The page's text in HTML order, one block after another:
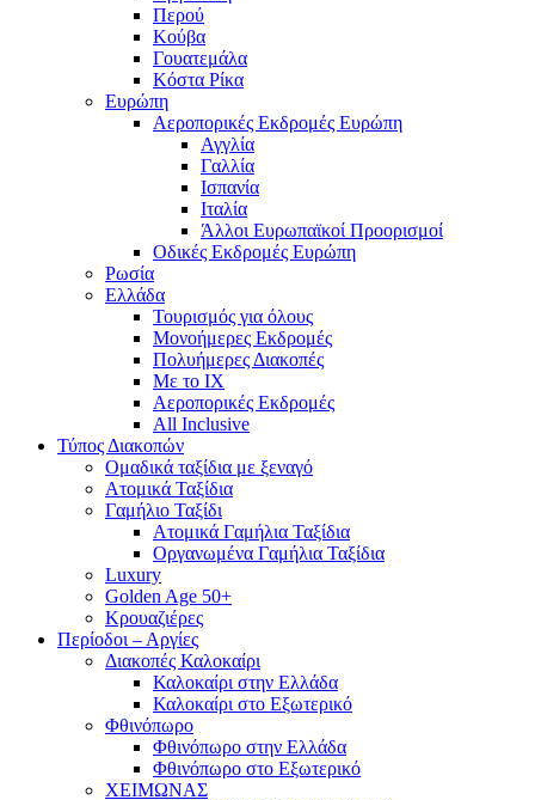
Περού
Κούβα
Γουατεμάλα
Κόστα Ρίκα
Ευρώπη
Αεροπορικές Εκδρομές Ευρώπη
Αγγλία
Γαλλία
Ισπανία
Ιταλία
Άλλοι Ευρωπαϊκοί Προορισμοί
Οδικές Εκδρομές Ευρώπη
Ρωσία
Ελλάδα
Τουρισμός για όλους
Mονοήμερες Εκδρομές
Πολυήμερες Διακοπές
Με το ΙΧ
Αεροπορικές Εκδρομές
All Inclusive
Τύπος Διακοπών
Ομαδικά ταξίδια με ξεναγό
Ατομικά Ταξίδια
Γαμήλιο Ταξίδι
Ατομικά Γαμήλια Ταξίδια
Οργανωμένα Γαμήλια Ταξίδια
Luxury
Golden Age 50+
Κρουαζιέρες
Περίοδοι – Αργίες
Διακοπές Καλοκαίρι
Καλοκαίρι στην Ελλάδα
Καλοκαίρι στο Εξωτερικό
Φθινόπωρο
Φθινόπωρο στην Ελλάδα
Φθινόπωρο στο Εξωτερικό
ΧΕΙΜΩΝΑΣ